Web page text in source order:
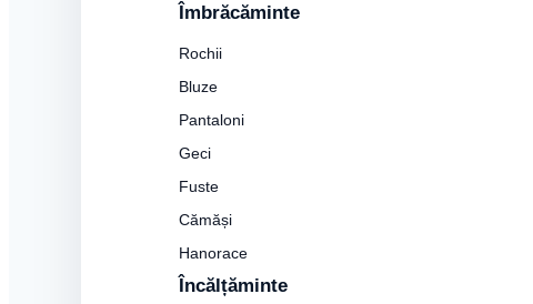
Îmbrăcăminte
Rochii
Bluze
Pantaloni
Geci
Fuste
Cămăși
Hanorace
Încălțăminte